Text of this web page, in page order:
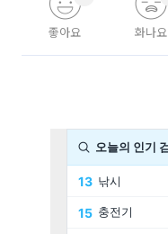
좋아요 화나요